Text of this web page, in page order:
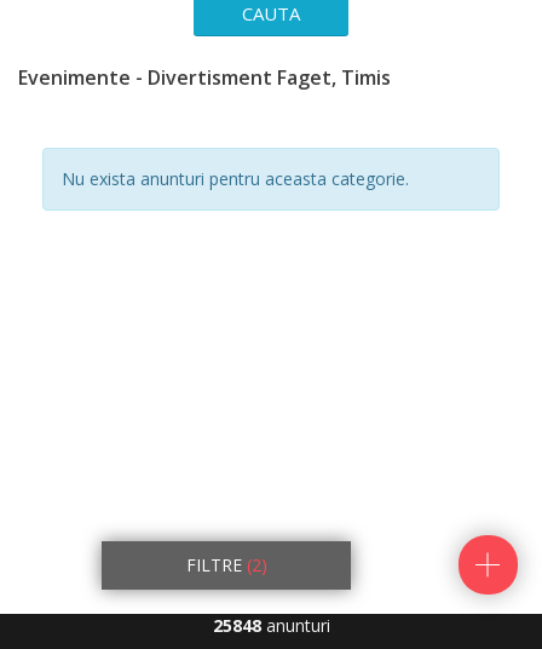
CAUTA
Evenimente - Divertisment Faget, Timis
Nu exista anunturi pentru aceasta categorie.
FILTRE (2)
25848anunturi